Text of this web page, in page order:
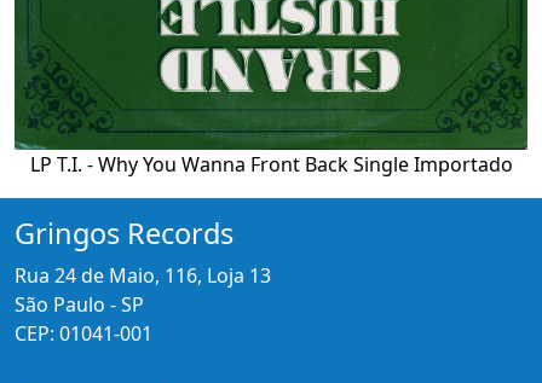
LP T.I. - Why You Wanna Front Back Single Importado
Gringos Records
Rua 24 de Maio, 116, Loja 13
São Paulo - SP
CEP: 01041-001